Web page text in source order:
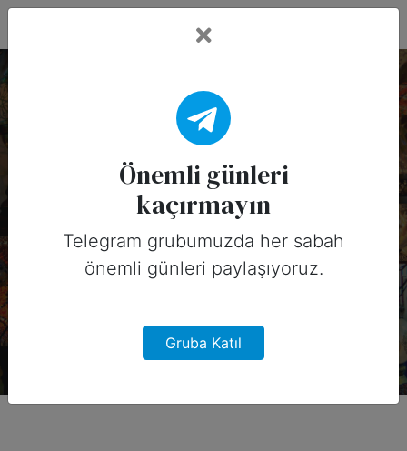
11 Haziran, 2026
Tarihinin Önemli
Günleri (Amerika)
11 Haziran, 2026 tarihinde Amerika
için sosyal medyada
paylaşabileceğiniz önemli günler
Önemli günleri
kaçırmayın
Telegram grubumuzda her sabah
önemli günleri paylaşıyoruz.
Gruba Katıl